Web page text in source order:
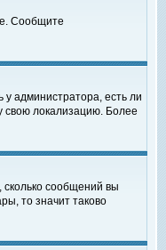
Сообщите
администратора, есть ли
свою локализацию. Более
сколько сообщений вы
то значит таково